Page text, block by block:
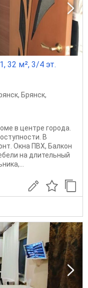
32 м², 3/4 эт.
, Брянск,
в центре города.
В
Окна ПВХ, Балкон
на длительный